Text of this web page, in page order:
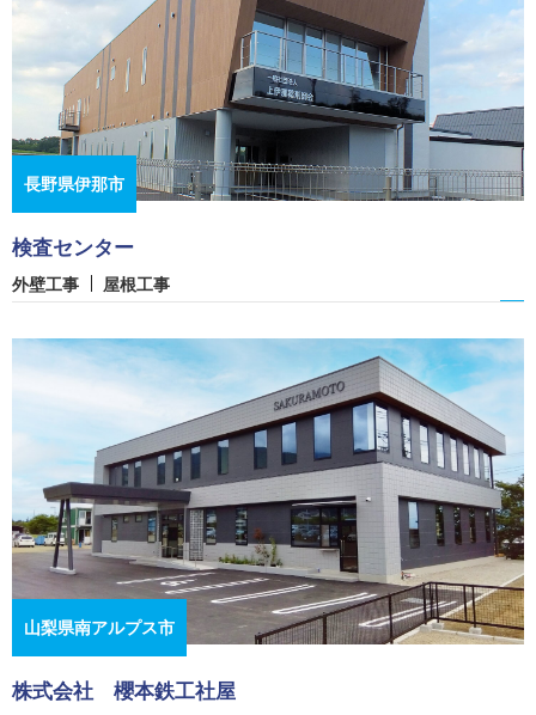
長野県伊那市
検査センター
外壁工事 屋根工事
山梨県南アルプス市
株式会社 櫻本鉄工社屋